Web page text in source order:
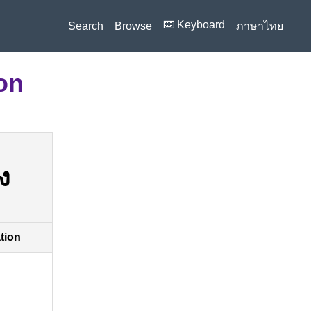
Search Browse ⌨️ Keyboard ภาษาไทย